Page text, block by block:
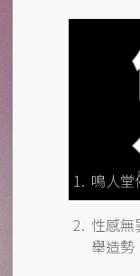
鳴人堂
性感無
舉造勢